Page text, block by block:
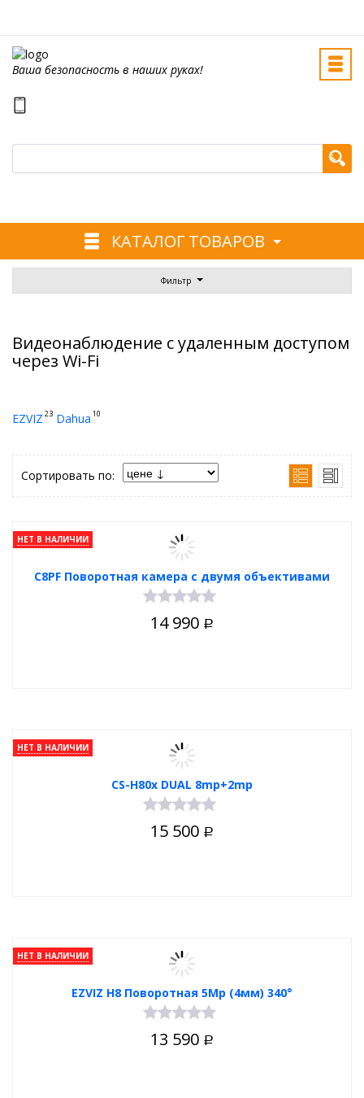
Ваша безопасность в наших руках!
КАТАЛОГ ТОВАРОВ
Фильтр
Видеонаблюдение с удаленным доступом
через Wi-Fi
EZVIZ 23 Dahua 10
Сортировать по:
C8PF Поворотная камера с двумя объективами
НЕТ В НАЛИЧИИ
14 990 Р
CS-H80x DUAL 8mp+2mp
НЕТ В НАЛИЧИИ
15 500 Р
EZVIZ H8 Поворотная 5Mp (4мм) 340°
НЕТ В НАЛИЧИИ
13 590 Р